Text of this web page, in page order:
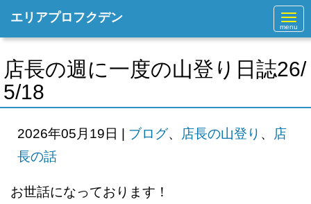
N
a
v
g
a
o
エリアプロフクデン
店長の週に一度の山登り日誌26/
5/18
2026年05月19日 | ブログ、 店長の山登り 、 店
長の話
お世話になっております！